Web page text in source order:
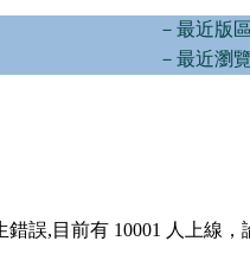
－最近版
－最近瀏
錯誤,目前有 10001 人上線